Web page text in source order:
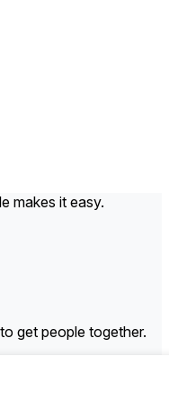
makes it easy.
get people together.